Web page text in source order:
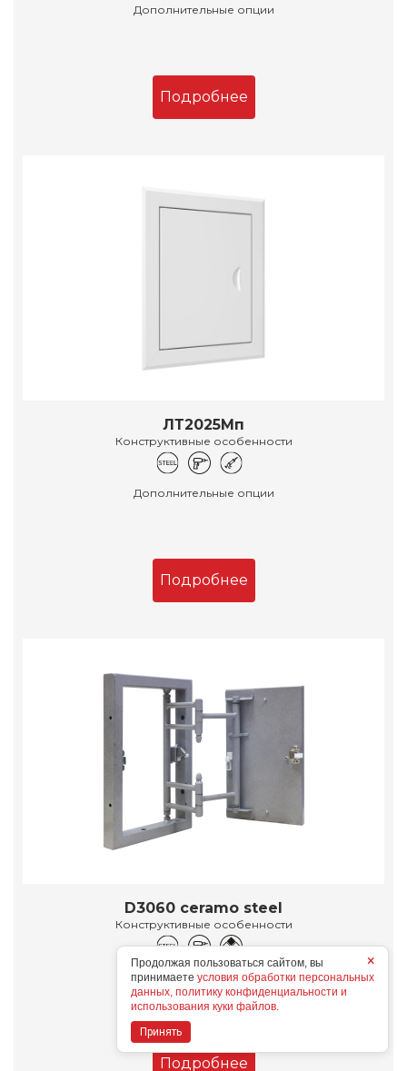
Дополнительные опции
Подробнее
ЛТ2025Мп
Конструктивные особенности
Дополнительные опции
Подробнее
D3060 ceramo steel
Конструктивные особенности
Дополнительные опции
Подробнее
×
Продолжая пользоваться сайтом, вы
принимаете условия обработки персональных
данных, политику конфиденциальности и
использования куки файлов.
Принять